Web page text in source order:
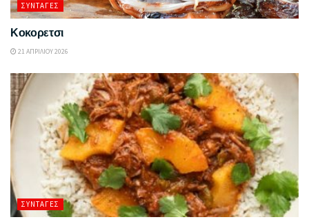
ΣΥΝΤΑΓΈΣ
Κοκορετσι
21 ΑΠΡΙΛΊΟΥ 2026
ΣΥΝΤΑΓΈΣ